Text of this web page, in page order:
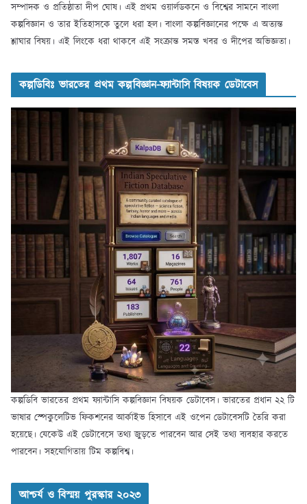
সম্পাদক ও প্রতিষ্ঠাতা দীপ ঘোষ। এই প্রথম ওয়ার্লডকনে ও বিশ্বের সামনে বাংলা
কল্পবিজ্ঞান ও তার ইতিহাসকে তুলে ধরা হল। বাংলা কল্পবিজ্ঞানের পক্ষে এ অত্যন্ত
শ্লাঘার বিষয়। এই লিংকে ধরা থাকবে এই সংক্রান্ত সমস্ত খবর ও দীপের অভিজ্ঞতা।
কল্পডিবিঃ ভারতের প্রথম কল্পবিজ্ঞান-ফ্যান্টাসি বিষয়ক ডেটাবেস
কল্পডিবি ভারতের প্রথম ফ্যান্টাসি কল্পবিজ্ঞান বিষয়ক ডেটাবেস। ভারতের প্রধান ২২ টি
ভাষার স্পেকুলেটিভ ফিকশনের আর্কাইভ হিসাবে এই ওপেন ডেটাবেসটি তৈরি করা
হয়েছে। যেকেউ এই ডেটাবেসে তথ্য জুড়তে পারবেন আর সেই তথ্য ব্যবহার করতে
পারবেন। সহযোগিতায় টিম কল্পবিশ্ব।
আশ্চর্য ও বিস্ময় পুরস্কার ২০২৩